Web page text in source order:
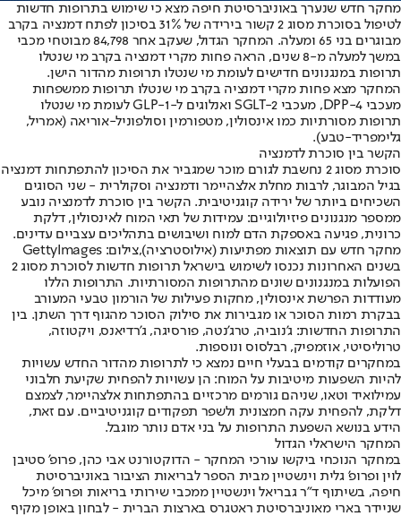
מחקר חדש שנערך באוניברסיטת חיפה מצא כי שימוש בתרופות חדשות
לטיפול בסוכרת מסוג 2 קשור בירידה של 31% בסיכון לפתח דמנציה בקרב
מבוגרים בני 65 ומעלה. המחקר הגדול, שעקב אחר 84,798 מבוטחי מכבי
במשך למעלה מ-8 שנים, הראה פחות מקרי דמנציה בקרב מי שנטלו
תרופות במנגנונים חדישים לעומת מי שנטלו תרופות מהדור הישן.
המחקר מצא פחות מקרי דמנציה בקרב מי שנטלו תרופות ממשפחות
מעכבי DPP-4, מעכבי SGLT-2 ואנלוגים ל-GLP-1 לעומת מי שנטלו
תרופות מסורתיות כמו אינסולין, מטפורמין וסולפוניל-אוריאה (אמריל,
גלימפריד-טבע).
הקשר בין סוכרת לדמנציה
סוכרת מסוג 2 נחשבת לגורם מוכר שמגביר את הסיכון להתפתחות דמנציה
בגיל המבוגר, לרבות מחלת אלצהיימר ודמנציה וסקולרית - שני הסוגים
השכיחים ביותר של ירידה קוגניטיבית. הקשר בין סוכרת לדמנציה נובע
ממספר מנגנונים פיזיולוגיים: עמידות של תאי המוח לאינסולין, דלקת
כרונית, פגיעה באספקת הדם למוח ושיבושים בתהליכים עצביים עדינים.
מחקר חדש עם תוצאות מפתיעות (אילוסטרציה),צילום: GettyImages
בשנים האחרונות נכנסו לשימוש בישראל תרופות חדשות לסוכרת מסוג 2
הפועלות במנגנונים שונים מהתרופות המסורתיות. התרופות הללו
מעודדות הפרשת אינסולין, מחקות פעילות של הורמון טבעי המעורב
בבקרת רמות הסוכר או מגבירות את סילוק הסוכר מהגוף דרך השתן. בין
התרופות החדשות: ג'נוביה, טרג'נטה, פורסיגה, ג'רדיאנס, ויקטוזה,
טרוליסיטי, אוזמפיק, רבלסוס ונוספות.
במחקרים קודמים בבעלי חיים נמצא כי לתרופות מהדור החדש עשויות
להיות השפעות מיטיבות על המוח: הן עשויות להפחית שקיעת חלבוני
עמילואיד וטאו, שניהם גורמים מרכזיים בהתפתחות אלצהיימר, לצמצם
דלקת, להפחית עקה חמצונית ולשפר תפקודים קוגניטיביים. עם זאת,
הידע בנושא השפעת התרופות על בני אדם נותר מוגבל.
המחקר הישראלי הגדול
במחקר הנוכחי ביקשו עורכי המחקר - הדוקטורנט אבי כהן, פרופ' סטיבן
לוין ופרופ' גלית וינשטיין מבית הספר לבריאות הציבור באוניברסיטת
חיפה, בשיתוף ד"ר גבריאל וינשטיין ממכבי שירותי בריאות ופרופ' מיכל
שניידר בארי מאוניברסיטת ראטגרס בארצות הברית - לבחון באופן מקיף